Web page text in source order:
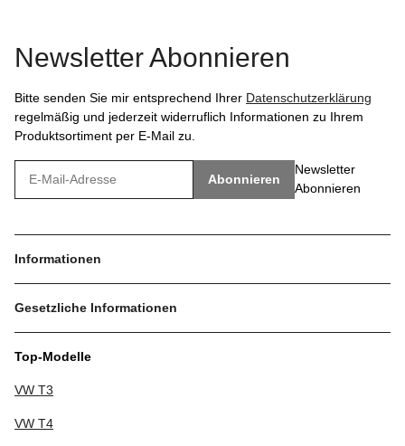
Newsletter Abonnieren
Bitte senden Sie mir entsprechend Ihrer Datenschutzerklärung
regelmäßig und jederzeit widerruflich Informationen zu Ihrem
Produktsortiment per E-Mail zu.
Abonnieren
Newsletter
Abonnieren
Informationen
Gesetzliche Informationen
Top-Modelle
VW T3
VW T4